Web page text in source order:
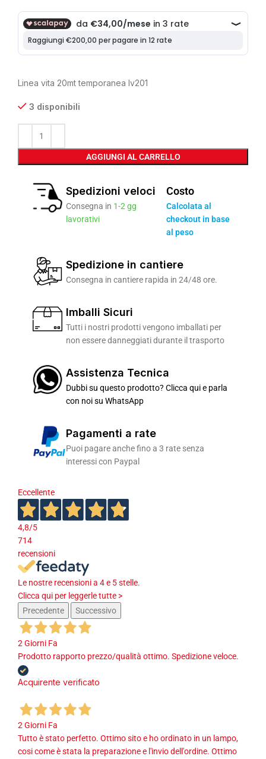
Linea vita 20mt temporanea lv201
3 disponibili
AGGIUNGI AL CARRELLO
Spedizioni veloci
Consegna in 1-2 gg
lavorativi
Costo
Calcolata al
checkout in base
al peso
Spedizione in cantiere
Consegna in cantiere rapida in 24/48 ore.
Imballi Sicuri
Tutti i nostri prodotti vengono imballati per
non essere danneggiati durante il trasporto
Assistenza Tecnica
Dubbi su questo prodotto? Clicca qui e parla
con noi su WhatsApp
Pagamenti a rate
Puoi pagare anche fino a 3 rate senza
interessi con Paypal
Eccellente
4,8/5
714
recensioni
Le nostre recensioni a 4 e 5 stelle.
Clicca qui per leggerle tutte >
Precedente
Successivo
2 Giorni Fa
Prodotto rapporto prezzo/qualità ottimo. Spedizione veloce.
Acquirente verificato
2 Giorni Fa
Tutto è stato perfetto. Ottimo sito e ho ordinato in un lampo,
cosi come è stata la preparazione e l'invio dell'ordine. Ottimo